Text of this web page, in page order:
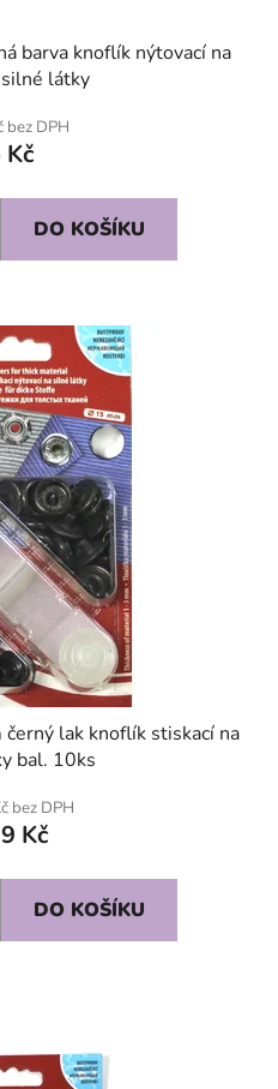
barva knoflík nýtovací na
látky
bez DPH
Kč
DO KOŠÍKU
lak knoflík stiskací na
bal. 10ks
bez DPH
Kč
DO KOŠÍKU